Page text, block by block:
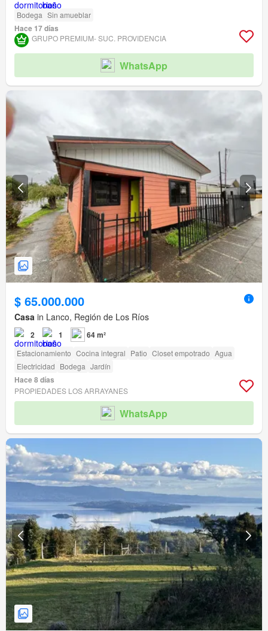
Bodega Sin amueblar
Hace 17 días
GRUPO PREMIUM- SUC. PROVIDENCIA
WhatsApp
$ 65.000.000
Casa in Lanco, Región de Los Ríos
2 1 64 m²
Estacionamiento Cocina integral Patio Closet empotrado Agua
Electricidad Bodega Jardín
Hace 8 días
PROPIEDADES LOS ARRAYANES
WhatsApp